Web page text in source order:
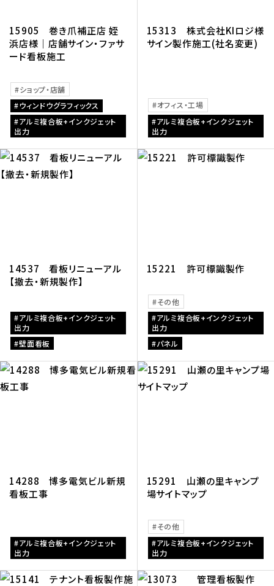
15905 巻き爪補正店 姪
浜店様｜店舗サイン・ファサ
ード看板施工
ショップ・店舗
ウィンドウグラフィックス
アルミ複合板+インクジェット
出力
15313 株式会社KIロジ様
サイン製作施工(社名変更)
オフィス・工場
アルミ複合板+インクジェット
出力
14537 看板リニューアル
【撤去・新規製作】
アルミ複合板+インクジェット
出力
壁面看板
15221 許可標識製作
その他
アルミ複合板+インクジェット
出力
パネル
14288 博多電気ビル新規
看板工事
アルミ複合板+インクジェット
出力
15291 山瀬の里キャンプ
場サイトマップ
その他
アルミ複合板+インクジェット
出力